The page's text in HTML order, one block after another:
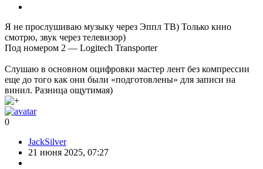
Я не прослушиваю музыку через Эппл ТВ) Только кино
смотрю, звук через телевизор)
Под номером 2 — Logitech Transporter
Слушаю в основном оцифровки мастер лент без компрессии
еще до того как они были «подготовлены» для записи на
винил. Разница ощутимая)
0
JackSilver
21 июня 2025, 07:27